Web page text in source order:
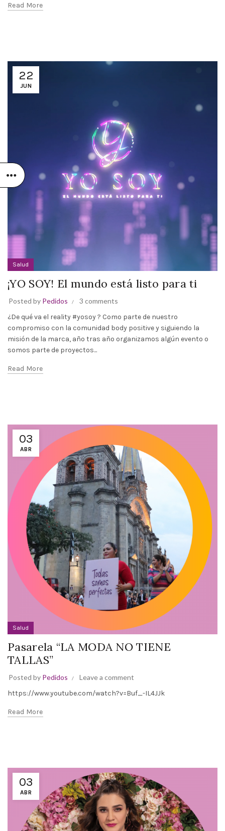
Read More
22
JUN
Salud
¡YO SOY! El mundo está listo para ti
Posted by Pedidos
3 comments
¿De qué va el reality #yosoy ? Como parte de nuestro
compromiso con la comunidad body positive y siguiendo la
misión de la marca, año tras año organizamos algún evento o
somos parte de proyectos...
Read More
03
ABR
Salud
Pasarela “LA MODA NO TIENE
TALLAS”
Posted by Pedidos
Leave a comment
https://www.youtube.com/watch?v=Buf_-IL4JJk
Read More
03
ABR